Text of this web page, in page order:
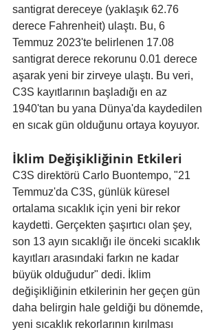
santigrat dereceye (yaklaşık 62.76
derece Fahrenheit) ulaştı. Bu, 6
Temmuz 2023'te belirlenen 17.08
santigrat derece rekorunu 0.01 derece
aşarak yeni bir zirveye ulaştı. Bu veri,
C3S kayıtlarının başladığı en az
1940'tan bu yana Dünya'da kaydedilen
en sıcak gün olduğunu ortaya koyuyor.
İklim Değişikliğinin Etkileri
C3S direktörü Carlo Buontempo, "21
Temmuz'da C3S, günlük küresel
ortalama sıcaklık için yeni bir rekor
kaydetti. Gerçekten şaşırtıcı olan şey,
son 13 ayın sıcaklığı ile önceki sıcaklık
kayıtları arasındaki farkın ne kadar
büyük olduğudur" dedi. İklim
değişikliğinin etkilerinin her geçen gün
daha belirgin hale geldiği bu dönemde,
yeni sıcaklık rekorlarının kırılması